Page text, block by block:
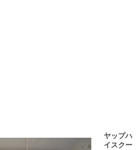
ヤップハ
イスクー